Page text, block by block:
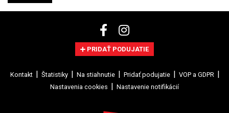
PRIDAŤ PODUJATIE
Kontakt Štatistiky Na stiahnutie Pridať podujatie
VOP a GDPR
Nastavenia cookies
Nastavenie notifikácií